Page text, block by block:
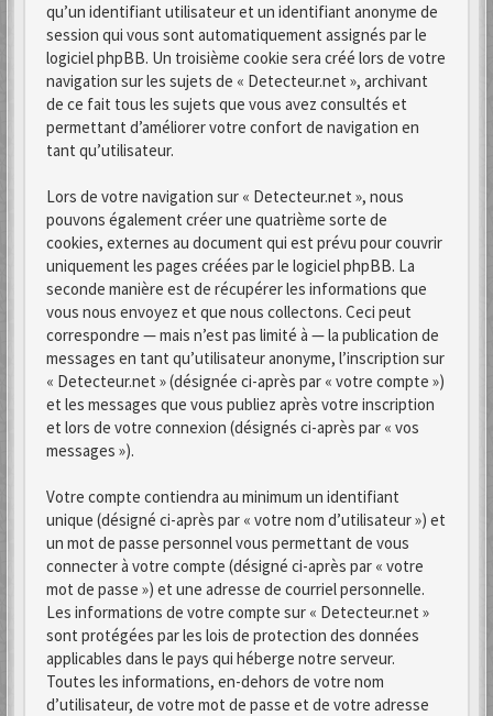
qu’un identifiant utilisateur et un identifiant anonyme de
session qui vous sont automatiquement assignés par le
logiciel phpBB. Un troisième cookie sera créé lors de votre
navigation sur les sujets de « Detecteur.net », archivant
de ce fait tous les sujets que vous avez consultés et
permettant d’améliorer votre confort de navigation en
tant qu’utilisateur.
Lors de votre navigation sur « Detecteur.net », nous
pouvons également créer une quatrième sorte de
cookies, externes au document qui est prévu pour couvrir
uniquement les pages créées par le logiciel phpBB. La
seconde manière est de récupérer les informations que
vous nous envoyez et que nous collectons. Ceci peut
correspondre — mais n’est pas limité à — la publication de
messages en tant qu’utilisateur anonyme, l’inscription sur
« Detecteur.net » (désignée ci-après par « votre compte »)
et les messages que vous publiez après votre inscription
et lors de votre connexion (désignés ci-après par « vos
messages »).
Votre compte contiendra au minimum un identifiant
unique (désigné ci-après par « votre nom d’utilisateur ») et
un mot de passe personnel vous permettant de vous
connecter à votre compte (désigné ci-après par « votre
mot de passe ») et une adresse de courriel personnelle.
Les informations de votre compte sur « Detecteur.net »
sont protégées par les lois de protection des données
applicables dans le pays qui héberge notre serveur.
Toutes les informations, en-dehors de votre nom
d’utilisateur, de votre mot de passe et de votre adresse